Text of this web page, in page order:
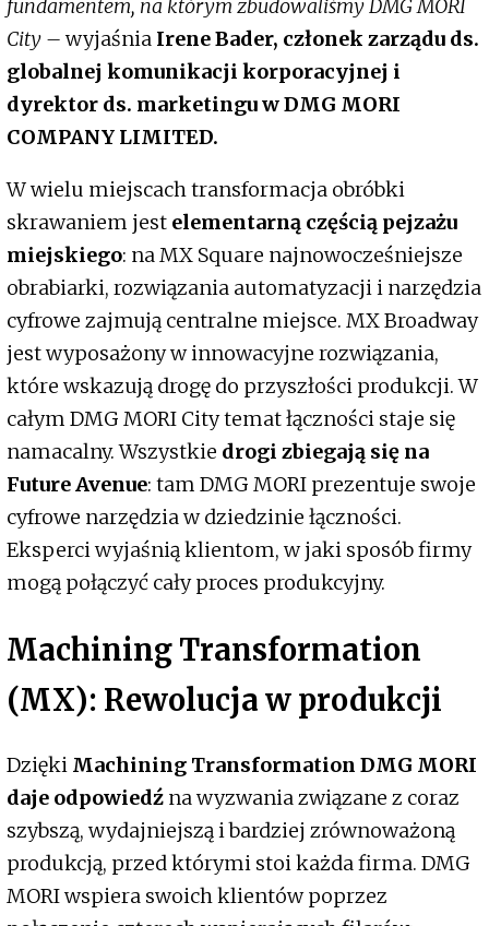
fundamentem, na którym zbudowaliśmy DMG MORI
City –wyjaśnia Irene Bader, członek zarządu ds.
globalnej komunikacji korporacyjnej i
dyrektor ds. marketingu w DMG MORI
COMPANY LIMITED.
W wielu miejscach transformacja obróbki
skrawaniem jest elementarną częścią pejzażu
miejskiego: na MX Square najnowocześniejsze
obrabiarki, rozwiązania automatyzacji i narzędzia
cyfrowe zajmują centralne miejsce. MX Broadway
jest wyposażony w innowacyjne rozwiązania,
które wskazują drogę do przyszłości produkcji. W
całym DMG MORI City temat łączności staje się
namacalny. Wszystkie drogi zbiegają się na
Future Avenue: tam DMG MORI prezentuje swoje
cyfrowe narzędzia w dziedzinie łączności.
Eksperci wyjaśnią klientom, w jaki sposób firmy
mogą połączyć cały proces produkcyjny.
Machining Transformation
(MX): Rewolucja w produkcji
Dzięki Machining Transformation DMG MORI
daje odpowiedź na wyzwania związane z coraz
szybszą, wydajniejszą i bardziej zrównoważoną
produkcją, przed którymi stoi każda firma. DMG
MORI wspiera swoich klientów poprzez